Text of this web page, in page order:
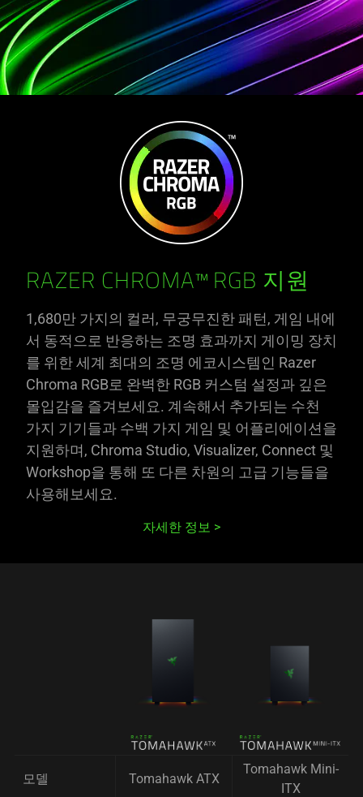
RAZER CHROMA™ RGB 지원
1,680만 가지의 컬러, 무궁무진한 패턴, 게임 내에
서 동적으로 반응하는 조명 효과까지 게이밍 장치
를 위한 세계 최대의 조명 에코시스템인 Razer
Chroma RGB로 완벽한 RGB 커스텀 설정과 깊은
몰입감을 즐겨보세요. 계속해서 추가되는 수천
가지 기기들과 수백 가지 게임 및 어플리에이션을
지원하며, Chroma Studio, Visualizer, Connect 및
Workshop을 통해 또 다른 차원의 고급 기능들을
사용해보세요.
자세한 정보
모델 Tomahawk ATX
Tomahawk Mini-
ITX